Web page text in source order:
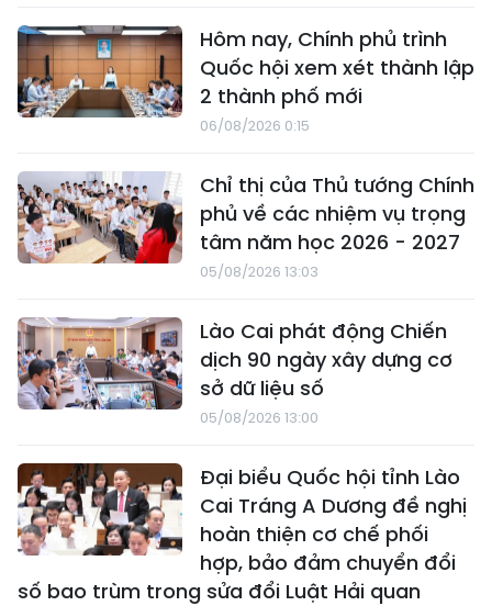
Hôm nay, Chính phủ trình
Quốc hội xem xét thành lập
2 thành phố mới
06/08/2026 0:15
Chỉ thị của Thủ tướng Chính
phủ về các nhiệm vụ trọng
tâm năm học 2026 - 2027
05/08/2026 13:03
Lào Cai phát động Chiến
dịch 90 ngày xây dựng cơ
sở dữ liệu số
05/08/2026 13:00
Đại biểu Quốc hội tỉnh Lào
Cai Tráng A Dương đề nghị
hoàn thiện cơ chế phối
hợp, bảo đảm chuyển đổi
số bao trùm trong sửa đổi Luật Hải quan